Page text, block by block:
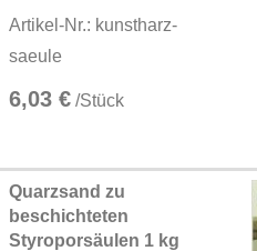
Artikel-Nr.: kunstharz-
saeule
6,03 € /Stück
Quarzsand zu
beschichteten
Styroporsäulen 1 kg